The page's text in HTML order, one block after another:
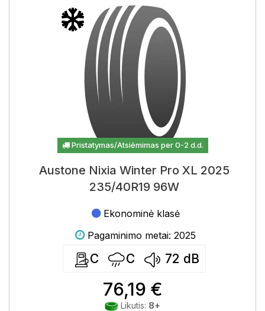
Pristatymas/Atsiėmimas per 0-2 d.d.
Austone Nixia Winter Pro XL 2025
235/40R19 96W
Ekonominė klasė
Pagaminimo metai: 2025
C C 72 dB
76,19 €
Likutis: 8+